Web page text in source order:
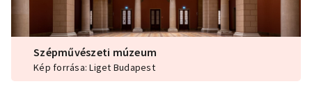
Szépművészeti múzeum
Kép forrása: Liget Budapest